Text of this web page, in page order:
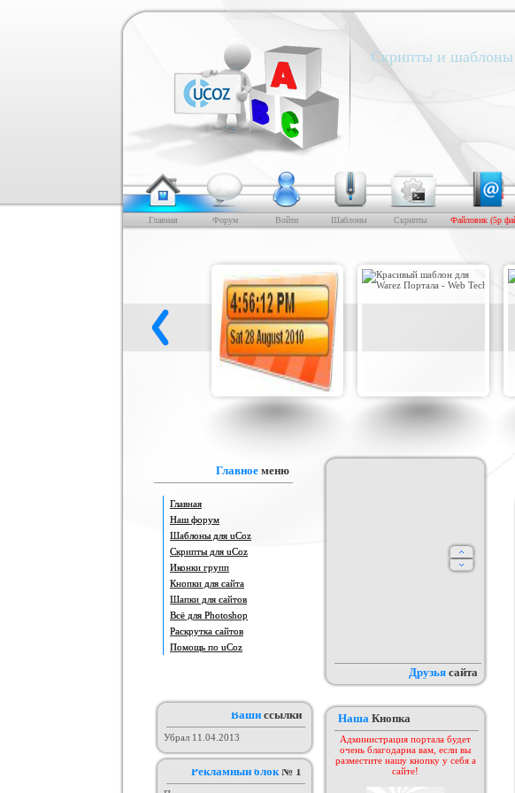
Скрипты и шаблоны
Главная Форум Войти Шаблоны Скрипты Файловик (5р
Оригинал нового шаблона сайта
Софт шаблоны
Шаблон от KEY-CS #3
Главное меню
Главная
Наш форум
Шаблоны для uCoz
Скрипты для uCoz
Иконки групп
Кнопки для сайта
Шапки для сайтов
Всё для Photoshop
Раскрутка сайтов
Помощь по uCoz
Ваши ссылки
Убрал 11.04.2013
Рекламный блок№ 1
Друзья сайта
Наша Кнопка
Администрация портала будет
очень благодарна вам, если вы
разместите нашу кнопку у себя а
сайте!